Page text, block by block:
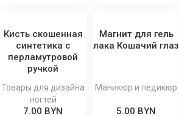
Кисть скошенная
синтетика с
перламутровой
ручкой
Товары для дизайна
ногтей
7.00 BYN
Магнит для гель
лака Кошачий глаз
Маникюр и педикюр
5.00 BYN